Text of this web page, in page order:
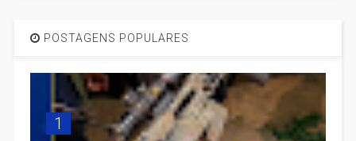
POSTAGENS POPULARES
1